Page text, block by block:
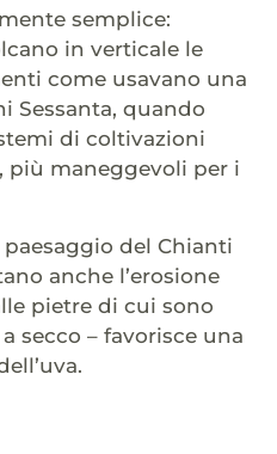
semplice:
in verticale le
come usavano una
Sessanta, quando
di coltivazioni
più maneggevoli per i
del Chianti
anche l’erosione
pietre di cui sono
secco – favorisce una